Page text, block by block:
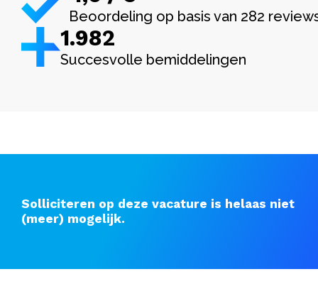
Beoordeling op basis van 282
1.982
Succesvolle bemiddelingen
Solliciteren op deze vacature is helaas niet
(meer) mogelijk.